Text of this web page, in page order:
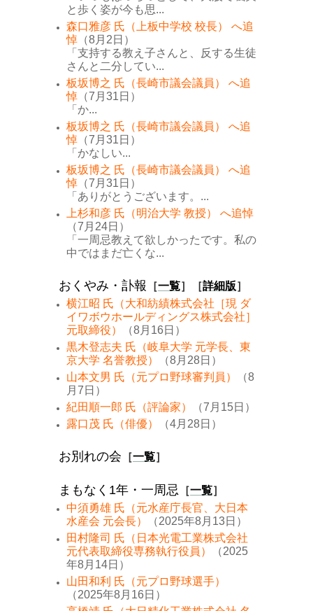
と歩く姿が今も思...
森口雅彦 氏（上板中学校 校長） へ追
悼 （8月2日）
「支持する教え子さんと、反する生徒
さんと二分してい...
板坂博之 氏（長崎市議会議員） へ追
悼 （7月31日）
「か...
板坂博之 氏（長崎市議会議員） へ追
悼 （7月31日）
「かなしい...
板坂博之 氏（長崎市議会議員） へ追
悼 （7月31日）
「ありがとうございます。...
上杉和彦 氏（明治大学 教授） へ追悼
（7月24日）
「一周忌教えて欲しかったです。私の
中ではまだ亡くな...
おくやみ・訃報 ［一覧］［詳細版］
横江昭 氏（大和紡績株式会社［現 ダ
イワボウホールディングス株式会社］
元取締役）
（8月16日）
黒木登志夫 氏（岐阜大学 元学長、東
京大学 名誉教授）
（8月28日）
山本文男 氏（元プロ野球審判員）
（8
月7日）
紀田順一郎 氏（評論家）
（7月15日）
露口茂 氏（俳優）
（4月28日）
お別れの会 ［一覧］
まもなく1年・一周忌 ［一覧］
中須勇雄 氏（元水産庁長官、大日本
水産会 元会長）
（2025年8月13日）
田村隆司 氏（日本光電工業株式会社
元代表取締役専務執行役員）
（2025
年8月14日）
山田和利 氏（元プロ野球選手）
（2025年8月16日）